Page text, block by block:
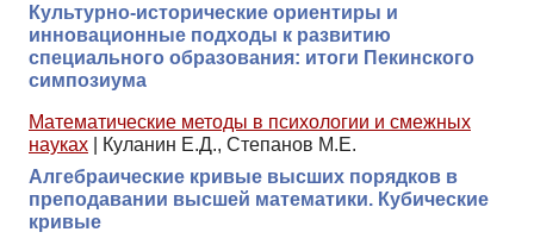
Культурно-исторические ориентиры и
инновационные подходы к развитию
специального образования: итоги Пекинского
симпозиума
Математические методы в психологии и смежных
науках
Куланин Е.Д., Степанов М.Е.
Алгебраические кривые высших порядков в
преподавании высшей математики. Кубические
кривые